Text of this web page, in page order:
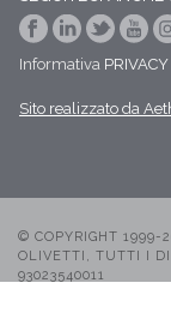
Informativa PRIVACY
Sito realizzato da
© COPYRIGHT 1999-
OLIVETTI, TUTTI I
93023540011